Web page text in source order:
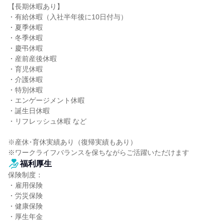
【長期休暇あり】
・有給休暇（入社半年後に10日付与）
・夏季休暇
・冬季休暇
・慶弔休暇
・産前産後休暇
・育児休暇
・介護休暇
・特別休暇
・エンゲージメント休暇
・誕生日休暇
・リフレッシュ休暇 など
※産休･育休実績あり（復帰実績もあり）
※ワークライフバランスを保ちながらご活躍いただけます
福利厚生
保険制度：
・雇用保険
・労災保険
・健康保険
・厚生年金